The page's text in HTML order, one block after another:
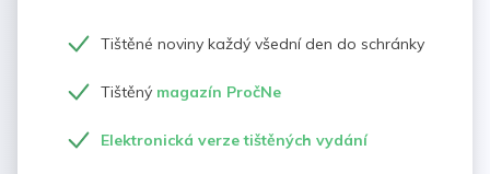
Tištěné noviny každý všední den do schránky
Tištěný magazín PročNe
Elektronická verze tištěných vydání